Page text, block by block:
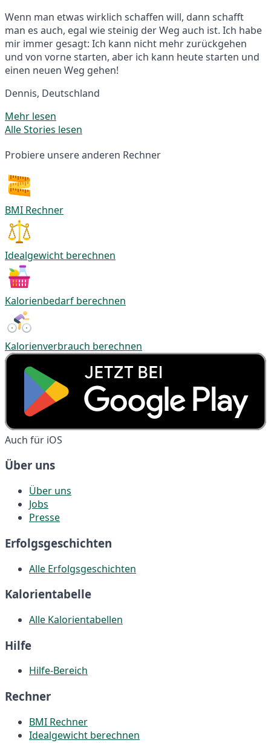
Wenn man etwas wirklich schaffen will, dann schafft
man es auch, egal wie steinig der Weg auch ist. Ich habe
mir immer gesagt: Ich kann nicht mehr zurückgehen
und von vorne starten, aber ich kann heute starten und
einen neuen Weg gehen!
Dennis, Deutschland
Mehr lesen
Alle Stories lesen
Probiere unsere anderen Rechner
BMI Rechner
Idealgewicht berechnen
Kalorienbedarf berechnen
Kalorienverbrauch berechnen
Auch für iOS
Über uns
Über uns
Jobs
Presse
Erfolgsgeschichten
Alle Erfolgsgeschichten
Kalorientabelle
Alle Kalorientabellen
Hilfe
Hilfe-Bereich
Rechner
BMI Rechner
Idealgewicht berechnen